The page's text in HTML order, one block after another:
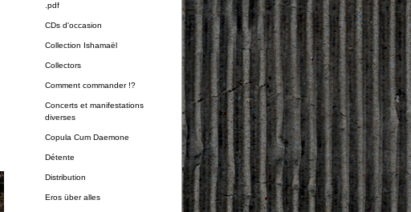
.pdf
CDs d'occasion
Collection Ishamaël
Collectors
Comment commander !?
Concerts et manifestations
diverses
Copula Cum Daemone
Détente
Distribution
Eros über alles